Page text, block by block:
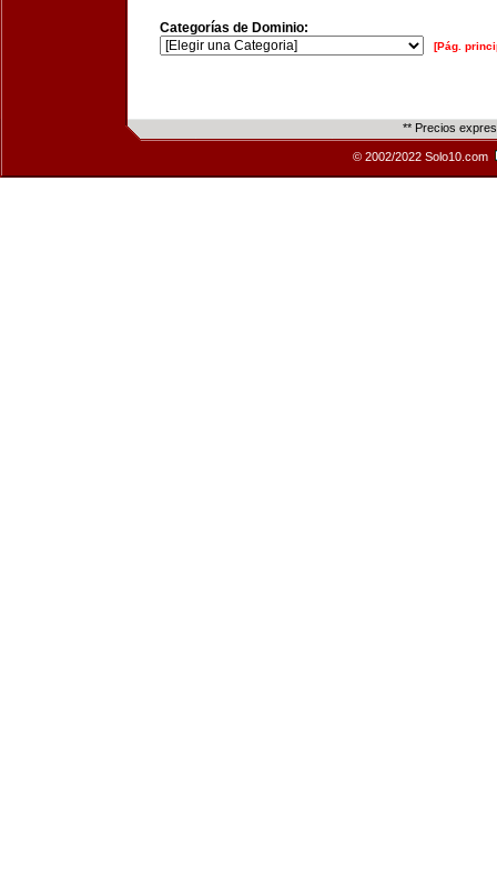
Categorías de Dominio:
[Pág.
** Precios
© 2002/2022 Solo10.com